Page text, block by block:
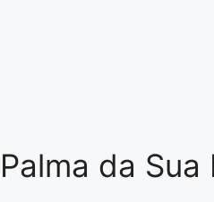
da Sua